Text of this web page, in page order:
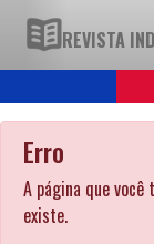
REVISTA
Erro
A página que
existe.